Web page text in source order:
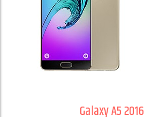
Galaxy A5 2016